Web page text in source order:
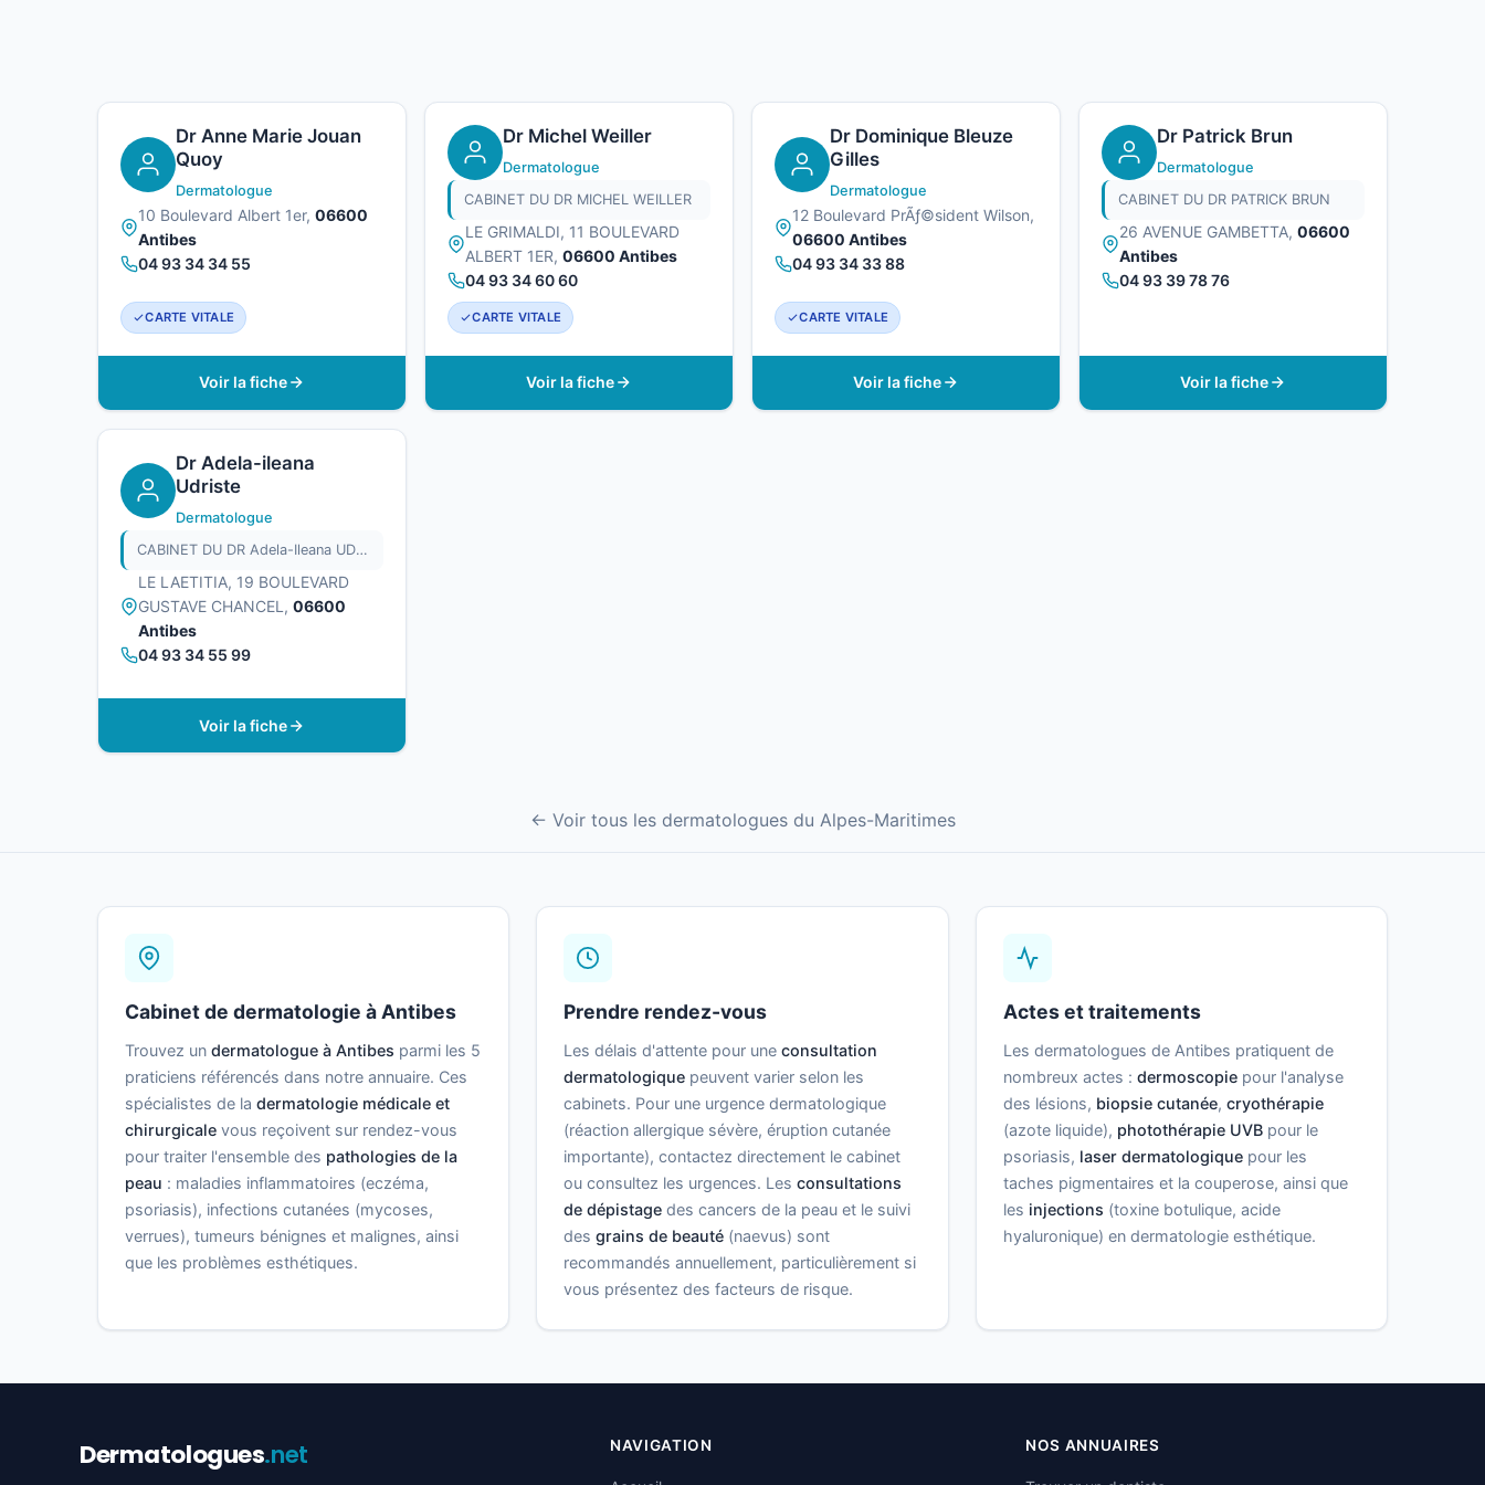
Dr Anne Marie Jouan
Quoy
Dermatologue
10 Boulevard Albert 1er, 06600
Antibes
04 93 34 34 55
CARTE VITALE
Voir la fiche
Dr Michel Weiller
Dermatologue
CABINET DU DR MICHEL WEILLER
LE GRIMALDI, 11 BOULEVARD
ALBERT 1ER, 06600 Antibes
04 93 34 60 60
CARTE VITALE
Voir la fiche
Dr Dominique Bleuze
Gilles
Dermatologue
12 Boulevard PrÃƒ©sident Wilson,
06600 Antibes
04 93 34 33 88
CARTE VITALE
Voir la fiche
Dr Patrick Brun
Dermatologue
CABINET DU DR PATRICK BRUN
26 AVENUE GAMBETTA, 06600
Antibes
04 93 39 78 76
Voir la fiche
Dr Adela-ileana
Udriste
Dermatologue
CABINET DU DR Adela-Ileana UDRISTE
LE LAETITIA, 19 BOULEVARD
GUSTAVE CHANCEL, 06600
Antibes
04 93 34 55 99
Voir la fiche
← Voir tous les dermatologues du Alpes-Maritimes
Cabinet de dermatologie à Antibes
Trouvez un dermatologue à Antibes parmi les 5
praticiens référencés dans notre annuaire. Ces
spécialistes de la dermatologie médicale et
chirurgicale vous reçoivent sur rendez-vous
pour traiter l'ensemble des pathologies de la
peau : maladies inflammatoires (eczéma,
psoriasis), infections cutanées (mycoses,
verrues), tumeurs bénignes et malignes, ainsi
que les problèmes esthétiques.
Prendre rendez-vous
Les délais d'attente pour uneconsultation
dermatologique peuvent varier selon les
cabinets. Pour une urgence dermatologique
(réaction allergique sévère, éruption cutanée
importante), contactez directement le cabinet
ou consultez les urgences. Lesconsultations
de dépistage des cancers de la peau et le suivi
desgrains de beauté (naevus) sont
recommandés annuellement, particulièrement si
vous présentez des facteurs de risque.
Actes et traitements
Les dermatologues de Antibes pratiquent de
nombreux actes : dermoscopiepour l'analyse
des lésions, biopsie cutanée, cryothérapie
(azote liquide), photothérapie UVBpour le
psoriasis, laser dermatologiquepour les
taches pigmentaires et la couperose, ainsi que
les injections (toxine botulique, acide
hyaluronique) en dermatologie esthétique.
Dermatologues.net NAVIGATION NOS ANNUAIRES